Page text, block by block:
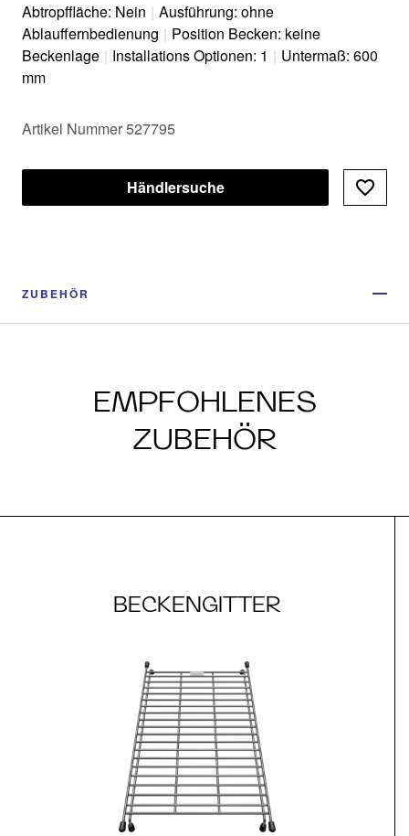
Abtropffläche: Nein | Ausführung: ohne
Ablauffernbedienung | Position Becken: keine
Beckenlage | Installations Optionen: 1 | Untermaß: 600
mm
Artikel Nummer 527795
Händlersuche
ZUBEHÖR
EMPFOHLENES
ZUBEHÖR
BECKENGITTER